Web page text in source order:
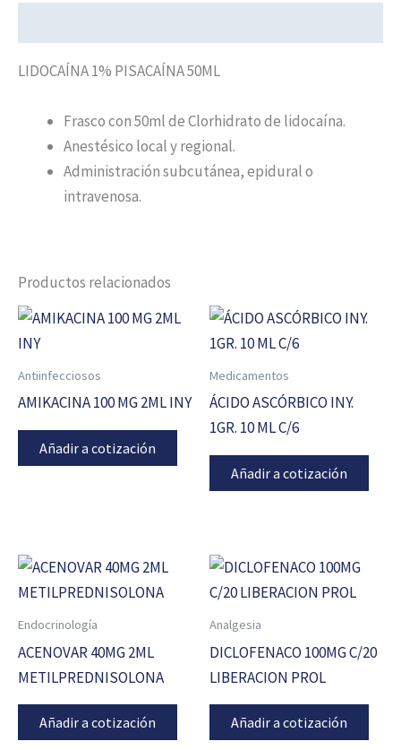
LIDOCAÍNA 1% PISACAÍNA 50ML
Frasco con 50ml de Clorhidrato de lidocaína.
Anestésico local y regional.
Administración subcutánea, epidural o
intravenosa.
Productos relacionados
Antiinfecciosos
AMIKACINA 100 MG 2ML INY
Añadir a cotización
Medicamentos
ÁCIDO ASCÓRBICO INY.
1GR. 10 ML C/6
Añadir a cotización
Endocrinología
ACENOVAR 40MG 2ML
METILPREDNISOLONA
Añadir a cotización
Analgesia
DICLOFENACO 100MG C/20
LIBERACION PROL
Añadir a cotización